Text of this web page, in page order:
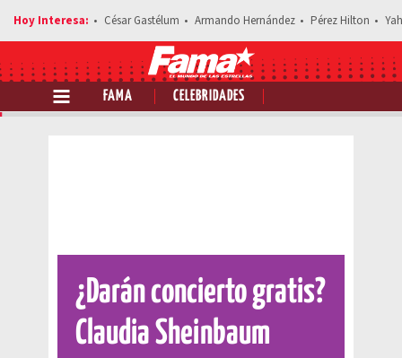
César Gastélum Armando Hernández Pérez Hilton
FAMA CELEBRIDADES
Comparte esta noticia
¿Darán concierto gratis?
Claudia Sheinbaum